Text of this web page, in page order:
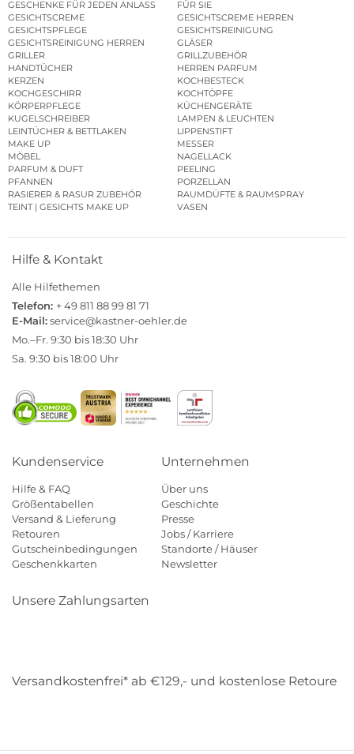
GESCHENKE FÜR JEDEN ANLASS
FÜR SIE
GESICHTSCREME
GESICHTSCREME HERREN
GESICHTSPFLEGE
GESICHTSREINIGUNG
GESICHTSREINIGUNG HERREN
GLÄSER
GRILLER
GRILLZUBEHÖR
HANDTÜCHER
HERREN PARFUM
KERZEN
KOCHBESTECK
KOCHGESCHIRR
KOCHTÖPFE
KÖRPERPFLEGE
KÜCHENGERÄTE
KUGELSCHREIBER
LAMPEN & LEUCHTEN
LEINTÜCHER & BETTLAKEN
LIPPENSTIFT
MAKE UP
MESSER
MÖBEL
NAGELLACK
PARFUM & DUFT
PEELING
PFANNEN
PORZELLAN
RASIERER & RASUR ZUBEHÖR
RAUMDÜFTE & RAUMSPRAY
TEINT | GESICHTS MAKE UP
VASEN
Hilfe & Kontakt
Alle Hilfethemen
Telefon: + 49 811 88 99 81 71
E-Mail:service@kastner-oehler.de
Mo.–Fr. 9:30 bis 18:30 Uhr
Sa. 9:30 bis 18:00 Uhr
Kundenservice
Hilfe & FAQ
Größentabellen
Versand & Lieferung
Retouren
Gutscheinbedingungen
Geschenkkarten
Unternehmen
Über uns
Geschichte
Presse
Jobs / Karriere
Standorte / Häuser
Newsletter
Unsere Zahlungsarten
Versandkostenfrei* ab €129,- und kostenlose Retoure